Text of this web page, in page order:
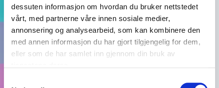
dessuten informasjon om hvordan du bruker nettstedet
vårt, med partnerne våre innen sosiale medier,
annonsering og analysearbeid, som kan kombinere den
med annen informasjon du har gjort tilgjengelig for dem,
eller som de har samlet inn gjennom din bruk av